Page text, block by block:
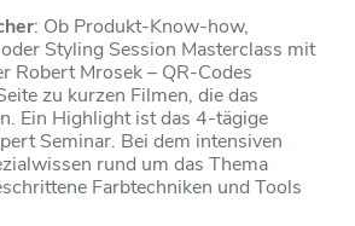
: Ob Produkt-Know-how,
Styling Session Masterclass mit
Robert Mrosek – QR-Codes
zu kurzen Filmen, die das
Ein Highlight ist das 4-tägige
Seminar. Bei dem intensiven
rund um das Thema
Farbtechniken und Tools